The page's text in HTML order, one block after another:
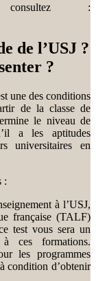
:
de l’USJ ?
?
une des conditions
de la classe de
le niveau de
a les aptitudes
universitaires en
:
à l’USJ,
française (TALF)
test vous sera un
ces formations.
les programmes
condition d’obtenir